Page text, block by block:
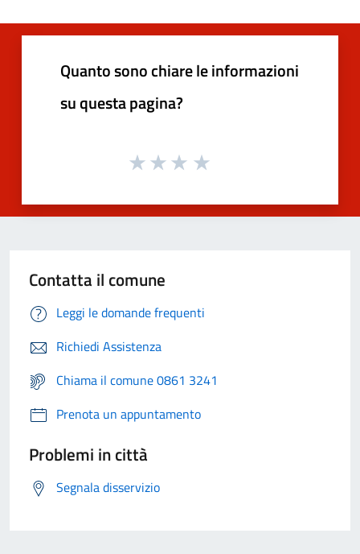
Quanto sono chiare le informazioni
su questa pagina?
Contatta il comune
Leggi le domande frequenti
Richiedi Assistenza
Chiama il comune 0861 3241
Prenota un appuntamento
Problemi in città
Segnala disservizio